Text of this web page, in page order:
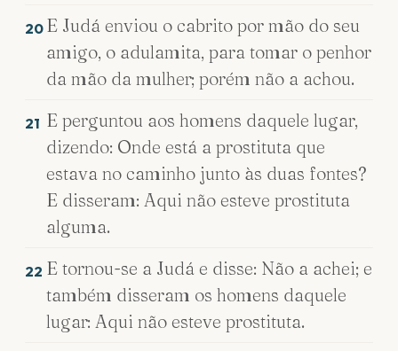
20 E Judá enviou o cabrito por mão do seu
amigo, o adulamita, para tomar o penhor
da mão da mulher; porém não a achou.
21 E perguntou aos homens daquele lugar,
dizendo: Onde está a prostituta que
estava no caminho junto às duas fontes?
E disseram: Aqui não esteve prostituta
alguma.
22 E tornou-se a Judá e disse: Não a achei; e
também disseram os homens daquele
lugar: Aqui não esteve prostituta.